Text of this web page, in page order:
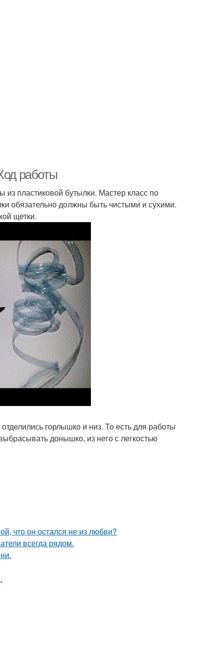
работы
из пластиковой бутылки. Мастер класс по
обязательно должны быть чистыми и сухими.
щетки.
горлышко и низ. То есть для работы
донышко, из него с легкостью
что он остался не из любви?
всегда рядом.